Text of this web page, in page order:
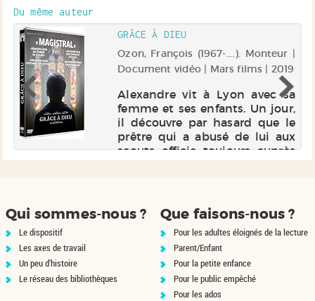
Du même auteur
GRÂCE À DIEU
Ozon, François (1967-....). Monteur |
Document vidéo | Mars films | 2019
Alexandre vit à Lyon avec sa
femme et ses enfants. Un jour,
il découvre par hasard que le
prêtre qui a abusé de lui aux
scouts officie toujours auprès
d'enfants. Il se lance alors dans
Qui sommes-nous ?
Le dispositif
Les axes de travail
Un peu d'histoire
Le réseau des bibliothèques
Que faisons-nous ?
Pour les adultes éloignés de la lecture
Parent/Enfant
Pour la petite enfance
Pour le public empêché
Pour les ados